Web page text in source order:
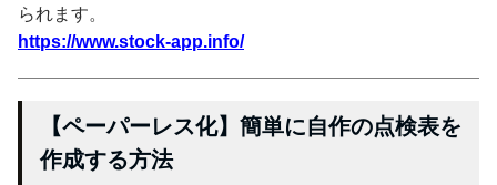
られます。
https://www.stock-app.info/
【ペーパーレス化】簡単に自作の点検表を
作成する方法